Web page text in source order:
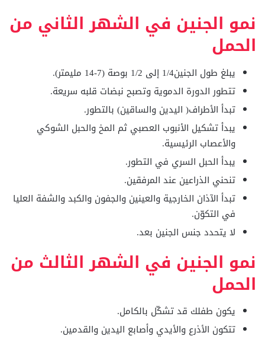
نمو الجنين في الشهر الثاني من
الحمل
يبلغ طول الجنين1/4 إلى 1/2 بوصة (7-14 مليمتر).
تتطور الدورة الدموية وتصبح نبضات قلبه سريعة.
تبدأ الأطراف( اليدين والساقين) بالتطور.
يبدأ تشكيل الأنبوب العصبي ثم المخ والحبل الشوكي
والأعصاب الرئيسية.
يبدأ الحبل السري في التطور.
تنحني الذراعين عند المرفقين.
تبدأ الآذان الخارجية والعينين والجفون والكبد والشفة العليا
في التكوّن.
لا يتحدد جنس الجنين بعد.
نمو الجنين في الشهر الثالث من
الحمل
يكون طفلك قد تشكّل بالكامل.
تتكون الأذرع والأيدي وأصابع اليدين والقدمين.